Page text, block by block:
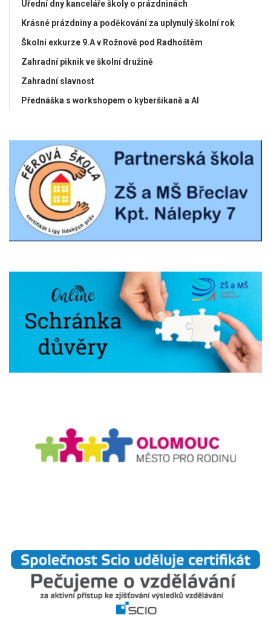
Úřední dny kanceláře školy o prázdninách
Krásné prázdniny a poděkování za uplynulý školní rok
Školní exkurze 9.A v Rožnově pod Radhoštěm
Zahradní piknik ve školní družině
Zahradní slavnost
Přednáška s workshopem o kyberšikaně a AI